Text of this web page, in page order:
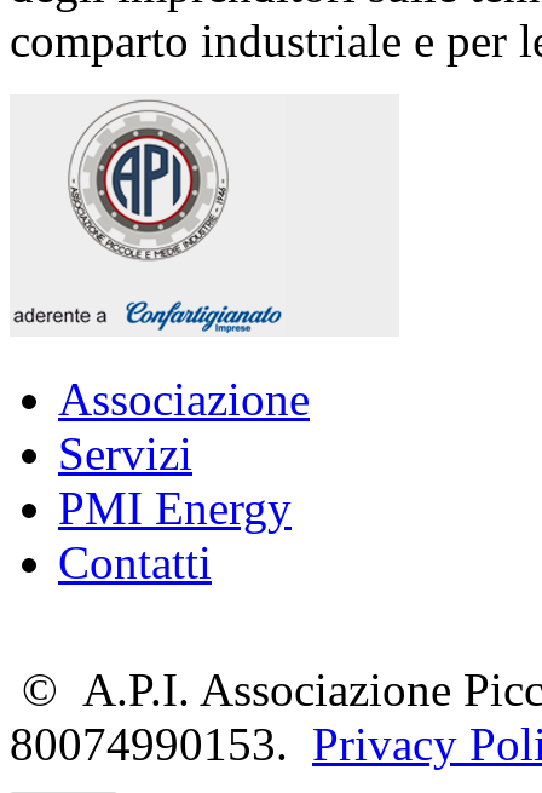
comparto industriale e per
Associazione
Servizi
PMI Energy
Contatti
© A.P.I. Associazione
80074990153. Privacy